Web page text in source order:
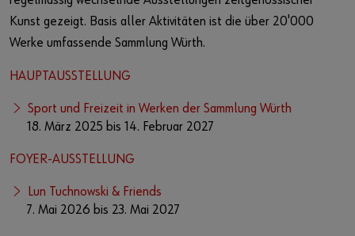
Kunst gezeigt. Basis aller Aktivitäten ist die über 20'000
Werke umfassende Sammlung Würth.
HAUPTAUSSTELLUNG
Sport und Freizeit in Werken der Sammlung Würth
18. März 2025 bis 14. Februar 2027
FOYER-AUSSTELLUNG
Lun Tuchnowski & Friends
7. Mai 2026 bis 23. Mai 2027